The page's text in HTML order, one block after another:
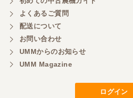
よくあるご質問
配送について
お問い合わせ
UMMからのお知らせ
UMM Magazine
ログイン